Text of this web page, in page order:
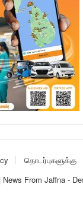
தொடர்புகளுக்கு
From Jaffna-